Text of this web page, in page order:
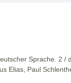
Sprache. 2 /
Elias, Paul